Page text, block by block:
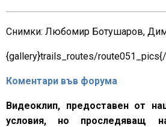
Снимки: Любомир Ботушаров,
{gallery}trails_routes/
Коментари във форума
Видеоклип, предоставен от
условия, но проследяващ